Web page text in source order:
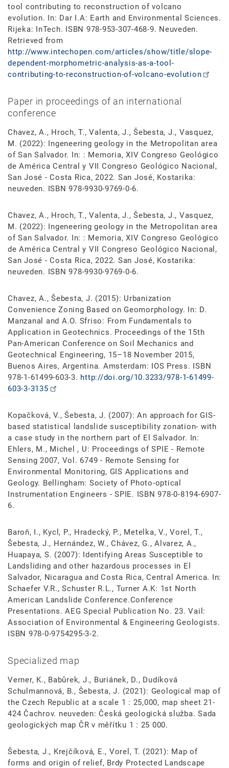
tool contributing to reconstruction of volcano
evolution. In: Dar I.A: Earth and Environmental Sciences.
Rijeka: InTech. ISBN 978-953-307-468-9. Neuveden.
Retrieved from
http://www.intechopen.com/articles/show/title/slope-
dependent-morphometric-analysis-as-a-tool-
contributing-to-reconstruction-of-volcano-evolution
Paper in proceedings of an international
conference
Chavez, A., Hroch, T., Valenta, J., Šebesta, J., Vasquez,
M. (2022): Ingeneering geology in the Metropolitan area
of San Salvador. In: : Memoria, XIV Congreso Geológico
de América Central y VII Congreso Geológico Nacional,
San José - Costa Rica, 2022. San José, Kostarika:
neuveden. ISBN 978-9930-9769-0-6.
Chavez, A., Hroch, T., Valenta, J., Šebesta, J., Vasquez,
M. (2022): Ingeneering geology in the Metropolitan area
of San Salvador. In: : Memoria, XIV Congreso Geológico
de América Central y VII Congreso Geológico Nacional,
San José - Costa Rica, 2022. San José, Kostarika:
neuveden. ISBN 978-9930-9769-0-6.
Chavez, A., Šebesta, J. (2015): Urbanization
Convenience Zoning Based on Geomorphology. In: D.
Manzanal and A.O. Sfriso: From Fundamentals to
Application in Geotechnics. Proceedings of the 15th
Pan-American Conference on Soil Mechanics and
Geotechnical Engineering, 15–18 November 2015,
Buenos Aires, Argentina. Amsterdam: IOS Press. ISBN
978-1-61499-603-3. http://doi.org/10.3233/978-1-61499-
603-3-3135
Kopačková, V., Šebesta, J. (2007): An approach for GIS-
based statistical landslide susceptibility zonation- with
a case study in the northern part of El Salvador. In:
Ehlers, M., Michel , U: Proceedings of SPIE - Remote
Sensing 2007, Vol. 6749 - Remote Sensing for
Environmental Monitoring, GIS Applications and
Geology. Bellingham: Society of Photo-optical
Instrumentation Engineers - SPIE. ISBN 978-0-8194-6907-
6.
Baroň, I., Kycl, P., Hradecký, P., Metelka, V., Vorel, T.,
Šebesta, J., Hernández, W., Chávez, G., Alvarez, A.,
Huapaya, S. (2007): Identifying Areas Susceptible to
Landsliding and other hazardous processes in El
Salvador, Nicaragua and Costa Rica, Central America. In:
Schaefer V.R., Schuster R.L., Turner A.K: 1st North
American Landslide Conference.Conference
Presentations. AEG Special Publication No. 23. Vail:
Association of Environmental & Engineering Geologists.
ISBN 978-0-9754295-3-2.
Specialized map
Verner, K., Babůrek, J., Buriánek, D., Dudíková
Schulmannová, B., Šebesta, J. (2021): Geological map of
the Czech Republic at a scale 1 : 25,000, map sheet 21-
424 Čachrov. neuveden: Česká geologická služba. Sada
geologických map ČR v měřítku 1 : 25 000.
Šebesta, J., Krejčíková, E., Vorel, T. (2021): Map of
forms and origin of relief, Brdy Protected Landscape